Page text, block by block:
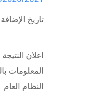
تاريخ الإضافة : 04-10-
اعلان
النظام العام